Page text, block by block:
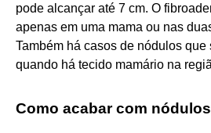
pode alcançar até 7 cm. O
apenas em uma mama ou nas
Também há casos de nódulos que
quando há tecido mamário na
Como acabar com